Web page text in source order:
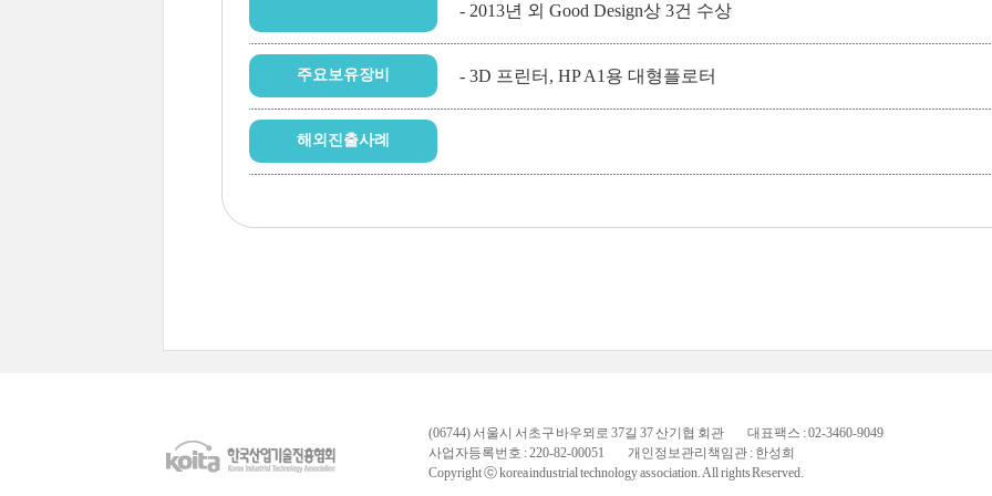
- 2013년 외 Good Design상 3건 수상
주요보유장비 - 3D 프린터, HP A1용 대형플로터
해외진출사례
(06744) 서울시 서초구 바우뫼로 37길 37 산기협 회관 대표팩스 : 02-3460-9049
사업자등록번호 : 220-82-00051 개인정보관리책임관 : 한성희
Copyright ⓒ korea industrial technology association. All rights Reserved.